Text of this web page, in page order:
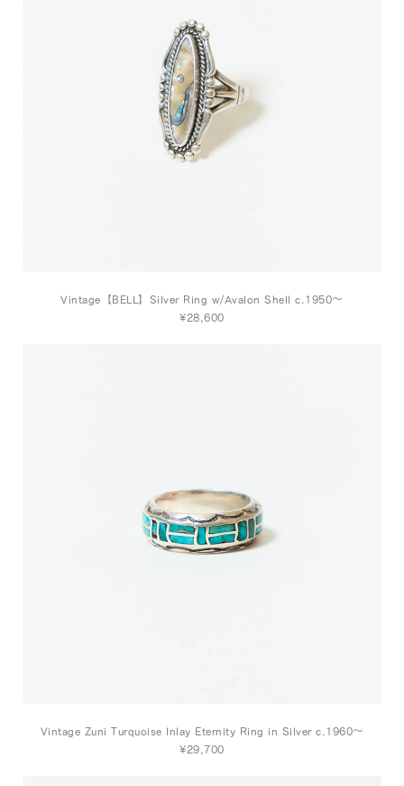
Vintage【BELL】Silver Ring w/Avalon Shell c.1950～
¥28,600
Vintage Zuni Turquoise Inlay Eternity Ring in Silver c.1960～
¥29,700